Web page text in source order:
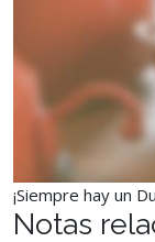
¡Siempre hay un
Notas